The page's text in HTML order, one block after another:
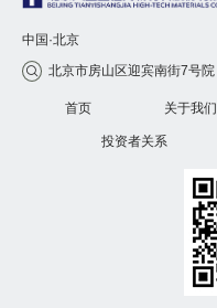
中国·北京
 北京市房山区迎宾南街7号院
首页 关于我们
投资者关系